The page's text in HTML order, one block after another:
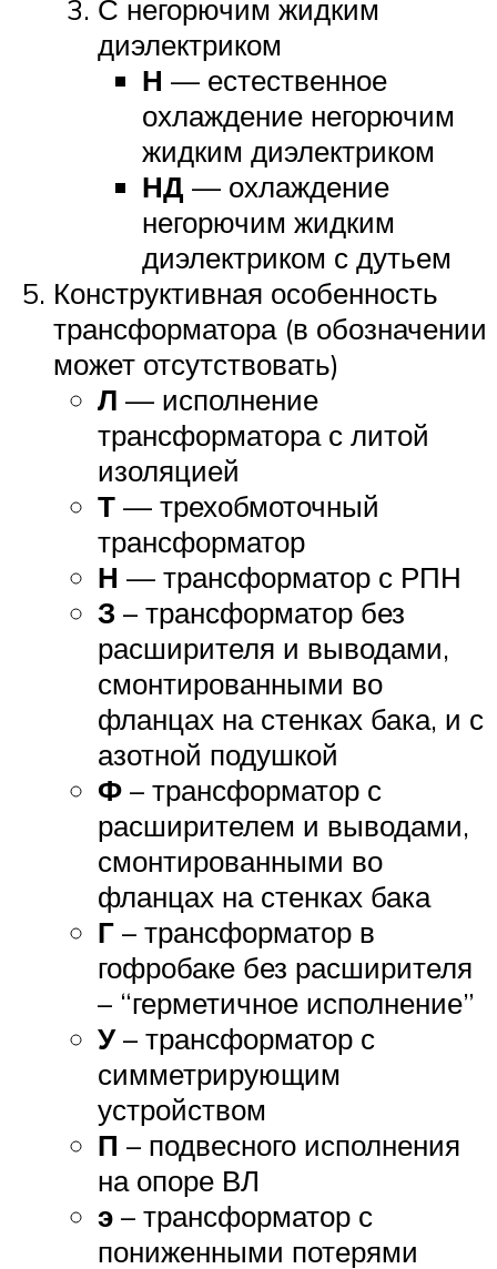
С негорючим жидким
диэлектриком
Н — естественное
охлаждение негорючим
жидким диэлектриком
НД — охлаждение
негорючим жидким
диэлектриком с дутьем
Конструктивная особенность
трансформатора (в обозначении
может отсутствовать)
Л — исполнение
трансформатора с литой
изоляцией
Т — трехобмоточный
трансформатор
Н — трансформатор с РПН
З – трансформатор без
расширителя и выводами,
смонтированными во
фланцах на стенках бака, и с
азотной подушкой
Ф – трансформатор с
расширителем и выводами,
смонтированными во
фланцах на стенках бака
Г – трансформатор в
гофробаке без расширителя
– “герметичное исполнение”
У– трансформатор с
симметрирующим
устройством
П – подвесного исполнения
на опоре ВЛ
э – трансформатор с
пониженными потерями